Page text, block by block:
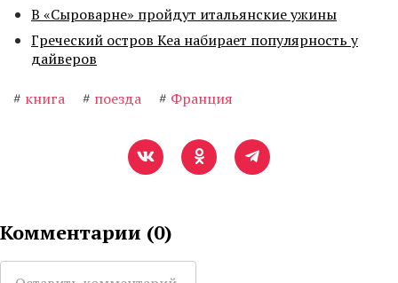
В «Сыроварне» пройдут итальянские ужины
Греческий остров Кеа набирает популярность у
дайверов
# книга # поезда # Франция
Комментарии (0)